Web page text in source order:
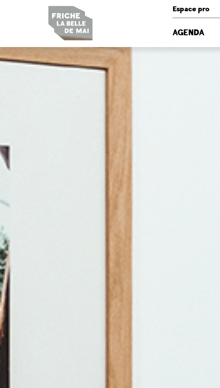
Espace pro
AGENDA
Panneau de gestion des cookies